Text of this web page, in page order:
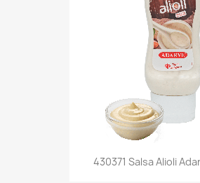
430371 Salsa Alioli